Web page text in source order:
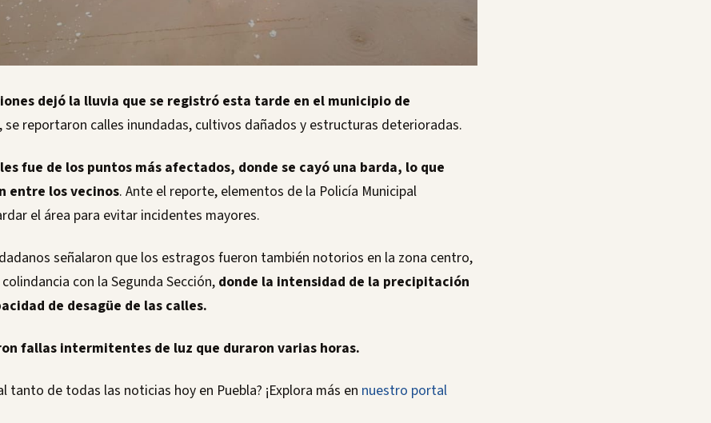
dejó la lluvia que se registró esta tarde en el municipio de
, se reportaron calles inundadas, cultivos dañados y estructuras deterioradas.
fue de los puntos más afectados, donde se cayó una barda, lo que
entre los vecinos. Ante el reporte, elementos de la Policía Municipal
el área para evitar incidentes mayores.
señalaron que los estragos fueron también notorios en la zona centro,
con la Segunda Sección, donde la intensidad de la precipitación
de desagüe de las calles.
fallas intermitentes de luz que duraron varias horas.
tanto de todas las noticias hoy en Puebla? ¡Explora más en nuestro portal